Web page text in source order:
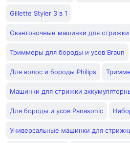
Gillette Styler 3 в 1
Окантовочные машинки для стрижки
Триммеры для бороды и усов Braun
Для волос и бороды Philips
Машинки для стрижки
Для бороды и усов Panasonic
Универсальные машинки для